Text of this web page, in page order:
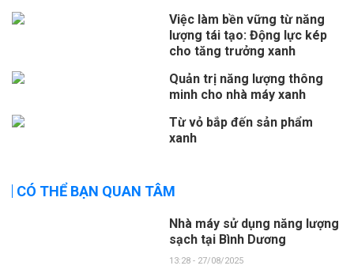
Việc làm bền vững từ năng
lượng tái tạo: Động lực kép
cho tăng trưởng xanh
Quản trị năng lượng thông
minh cho nhà máy xanh
Từ vỏ bắp đến sản phẩm
xanh
CÓ THỂ BẠN QUAN TÂM
Nhà máy sử dụng năng lượng
sạch tại Bình Dương
13:28 - 27/08/2025